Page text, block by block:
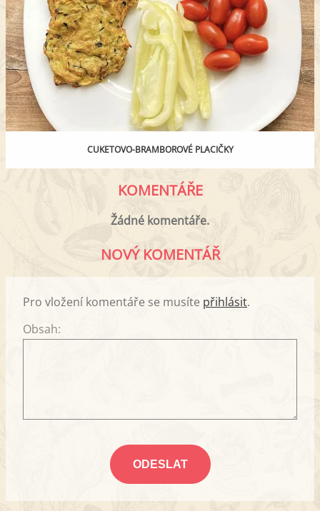
CUKETOVO-BRAMBOROVÉ PLACIČKY
KOMENTÁŘE
Žádné komentáře.
NOVÝ KOMENTÁŘ
Pro vložení komentáře se musíte přihlásit.
Obsah: